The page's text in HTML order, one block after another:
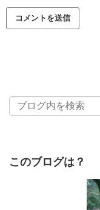
このブログは？